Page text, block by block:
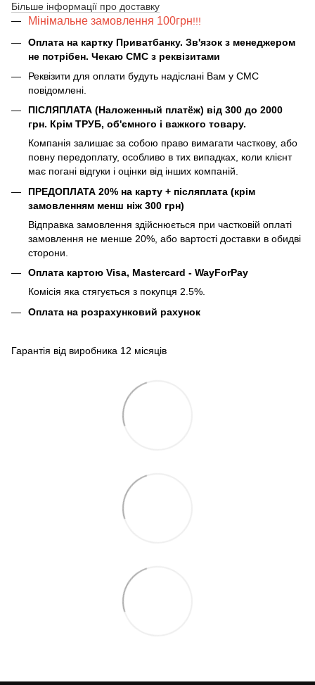
Більше інформації про доставку
Мінімальне замовлення 100грн!!!
Оплата на картку Приватбанку. Зв'язок з менеджером
не потрібен. Чекаю СМС з реквізитами
Реквізити для оплати будуть надіслані Вам у СМС
повідомлені.
ПІСЛЯПЛАТА (Наложенный платёж) від 300 до 2000
грн. Крім ТРУБ, об'ємного і важкого товару.
Компанія залишає за собою право вимагати часткову, або
повну передоплату, особливо в тих випадках, коли клієнт
має погані відгуки і оцінки від інших компаній.
ПРЕДОПЛАТА 20% на карту + післяплата (крім
замовленням менш ніж 300 грн)
Відправка замовлення здійснюється при частковій оплаті
замовлення не менше 20%, або вартості доставки в обидві
сторони.
Оплата картою Visa, Mastercard - WayForPay
Комісія яка стягується з покупця 2.5%.
Оплата на розрахунковий рахунок
Гарантія від виробника 12 місяців